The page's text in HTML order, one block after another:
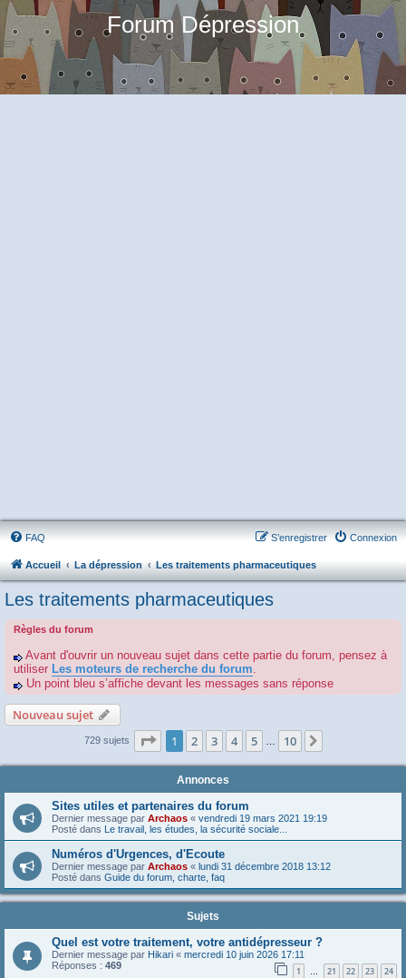
Forum Dépression
FAQ Connexion
S’enregistrer
Accueil La dépression Les traitements pharmaceutiques
Les traitements pharmaceutiques
Règles du forum
Avant d'ouvrir un nouveau sujet dans cette partie du forum, pensez à
utiliser Les moteurs de recherche du forum.
Un point bleu s’affiche devant les messages sans réponse
Nouveau sujet
729 sujets Page 1sur10
1 2 3 4 5 10
Annonces
Sites utiles et partenaires du forum
Dernier message par Archaos « vendredi 19 mars 2021 19:19
Posté dans Le travail, les études, la sécurité sociale...
Numéros d'Urgences, d'Ecoute
Dernier message par Archaos « lundi 31 décembre 2018 13:12
Posté dans Guide du forum, charte, faq
Sujets
Quel est votre traitement, votre antidépresseur ?
Dernier message par Hikari « mercredi 10 juin 2026 17:11
Réponses : 469 1 … 21 22 23 24